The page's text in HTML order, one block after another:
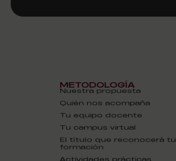
METODOLOGÍA
Nuestra propuesta
Quién nos acompaña
Tu equipo docente
Tu campus virtual
El título que reconocerá tu
formación
Actividades prácticas